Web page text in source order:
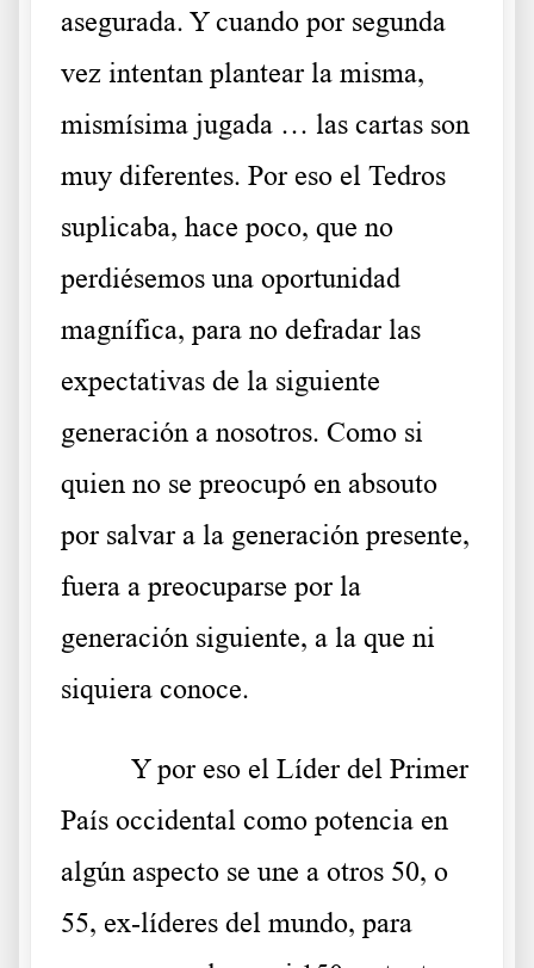
asegurada. Y cuando por segunda
vez intentan plantear la misma,
mismísima jugada … las cartas son
muy diferentes. Por eso el Tedros
suplicaba, hace poco, que no
perdiésemos una oportunidad
magnífica, para no defradar las
expectativas de la siguiente
generación a nosotros. Como si
quien no se preocupó en absouto
por salvar a la generación presente,
fuera a preocuparse por la
generación siguiente, a la que ni
siquiera conoce.
Y por eso el Líder del Primer
País occidental como potencia en
algún aspecto se une a otros 50, o
55, ex-líderes del mundo, para